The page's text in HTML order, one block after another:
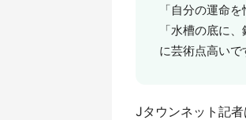
「自分の運命
「水槽の底に
に芸術点高いで
Jタウンネット記者